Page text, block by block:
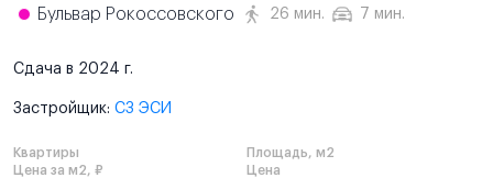
Бульвар Рокоссовского 26 мин. 7 мин.
Сдача в 2024 г.
Застройщик: СЗ ЭСИ
Квартиры
Площадь, м2
Цена за м2, ₽
Цена